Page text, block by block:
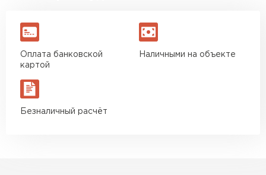
Оплата банковской
картой
Наличными на объекте
Безналичный расчёт